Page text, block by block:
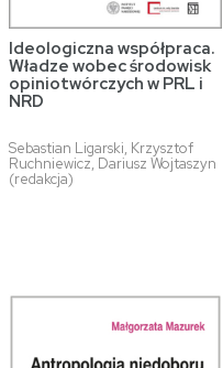
Ideologiczna współpraca.
Władze wobec środowisk
opiniotwórczych w PRL i
NRD
Sebastian Ligarski, Krzysztof
Ruchniewicz, Dariusz Wojtaszyn
(redakcja)